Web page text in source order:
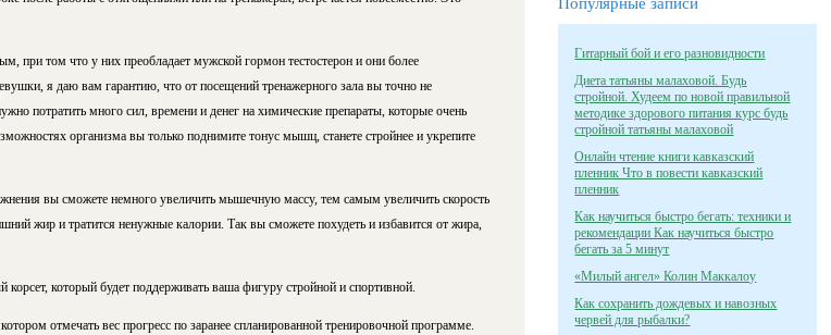
при том что у них преобладает мужской гормон тестостерон и они более
я даю вам гарантию, что от посещений тренажерного зала вы точно не
потратить много сил, времени и денег на химические препараты, которые очень
организма вы только поднимите тонус мышц, станете стройнее и укрепите
вы сможете немного увеличить мышечную массу, тем самым увеличить скорость
жир и тратится ненужные калории. Так вы сможете похудеть и избавится от жира,
который будет поддерживать ваша фигуру стройной и спортивной.
отмечать вес прогресс по заранее спланированной тренировочной программе.
Популярные записи
Гитарный бой и его разновидности
Диета татьяны малаховой. Будь
стройной. Худеем по новой правильной
методике здорового питания курс будь
стройной татьяны малаховой
Онлайн чтение книги кавказский
пленник Что в повести кавказский
пленник
Как научиться быстро бегать: техники и
рекомендации Как научиться быстро
бегать за 5 минут
«Милый ангел» Колин Маккалоу
Как сохранить дождевых и навозных
червей для рыбалки?